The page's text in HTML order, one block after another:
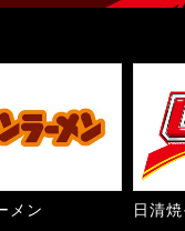
メン 日清